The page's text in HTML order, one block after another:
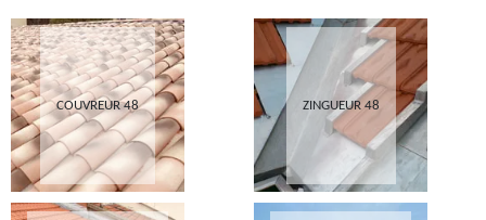
COUVREUR 48 ZINGUEUR 48